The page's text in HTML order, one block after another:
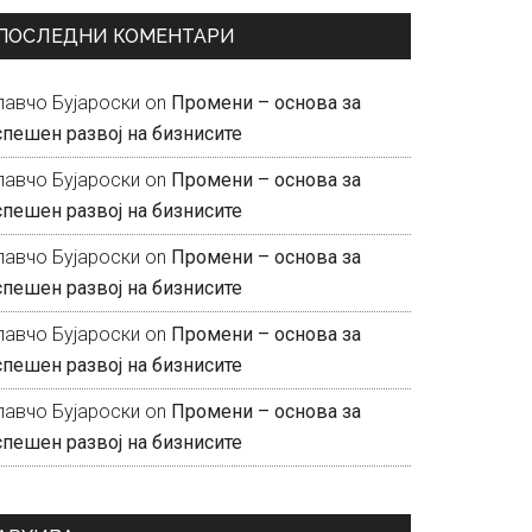
КОМЕНТАРИ
Бујароски on Промени – основа за
развој на бизнисите
Бујароски on Промени – основа за
развој на бизнисите
Бујароски on Промени – основа за
развој на бизнисите
Бујароски on Промени – основа за
развој на бизнисите
Бујароски on Промени – основа за
развој на бизнисите